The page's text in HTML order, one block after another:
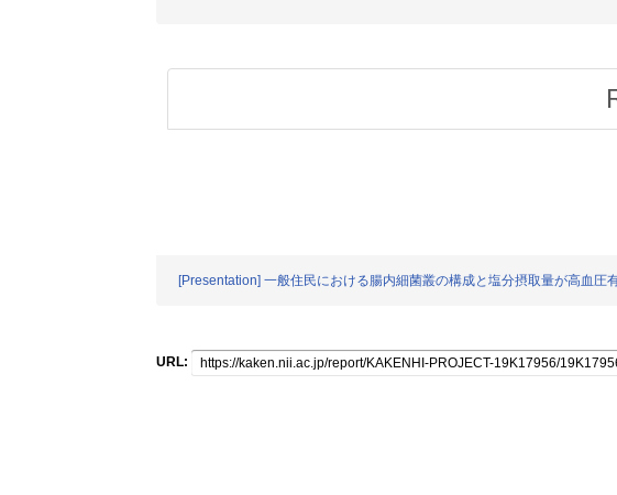
[Presentation] 一般住民における腸内細菌叢の構成と塩分摂取量が高血圧
URL: